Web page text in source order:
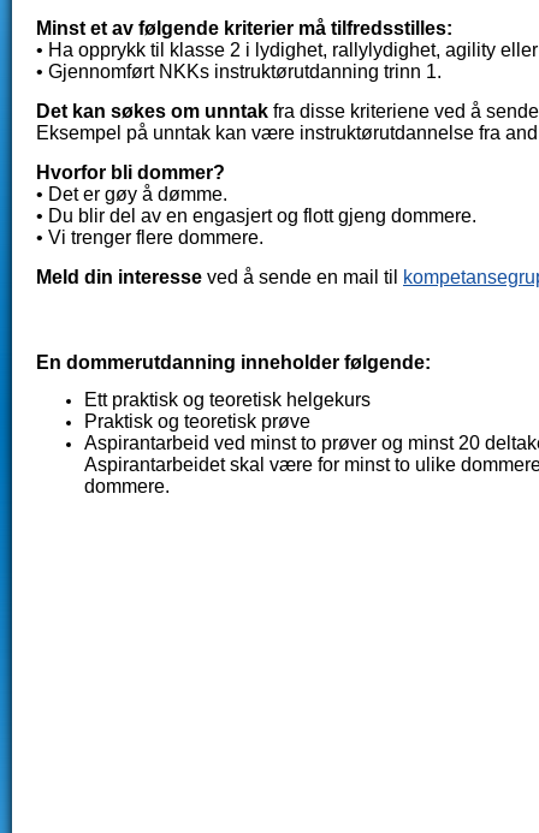
Minst et av følgende kriterier må tilfredsstilles:
• Ha opprykk til klasse 2 i lydighet, rallylydighet, agility
• Gjennomført NKKs instruktørutdanning trinn 1.
Det kan søkes om unntak fra disse kriteriene ved å
Eksempel på unntak kan være instruktørutdannelse fra
Hvorfor bli dommer?
• Det er gøy å dømme.
• Du blir del av en engasjert og flott gjeng dommere.
• Vi trenger flere dommere.
Meld din interesse ved å sende en mail til
En dommerutdanning inneholder følgende:
Ett praktisk og teoretisk helgekurs
Praktisk og teoretisk prøve
Aspirantarbeid ved minst to prøver og minst 20
Aspirantarbeidet skal være for minst to ulike
dommere.